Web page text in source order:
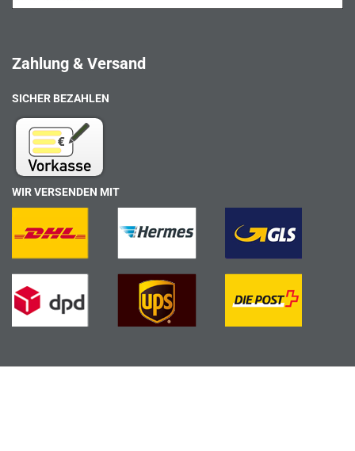
Zahlung & Versand
SICHER BEZAHLEN
WIR VERSENDEN MIT